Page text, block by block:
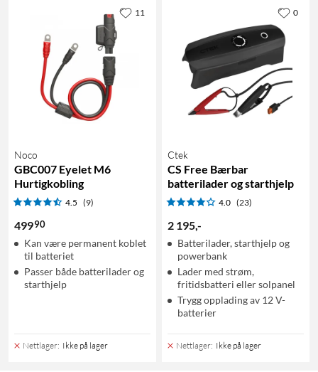
Noco
GBC007 Eyelet M6
Hurtigkobling
4.5 (9)
49990
Kan være permanent koblet
til batteriet
Passer både batterilader og
starthjelp
Nettlager: Ikke på lager
11
Ctek
CS Free Bærbar
batterilader og starthjelp
4.0 (23)
2 195,-
Batterilader, starthjelp og
powerbank
Lader med strøm,
fritidsbatteri eller solpanel
Trygg opplading av 12 V-
batterier
Nettlager: Ikke på lager
0